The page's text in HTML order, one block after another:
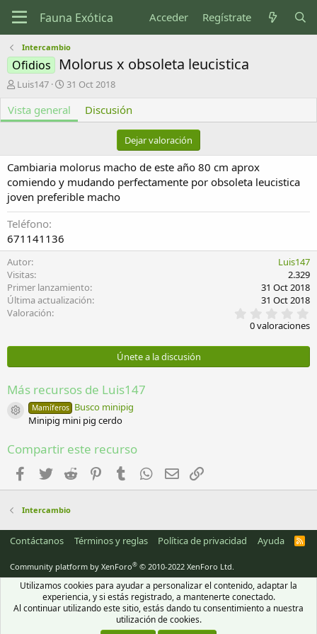
Acceder Regístrate
Intercambio
Ofidios Molorus x obsoleta leucistica
A
t
o
Luis147
F
c
h
c
r
e
a
ó
31 Oct 2018
Vista general Discusión
Dejar valoración
Cambiaria molorus macho de este año 80 cm aprox
comiendo y mudando perfectamente por obsoleta leucistica
joven preferible macho
Teléfono
671141136
Autor
Luis147
Visitas
2.329
Primer lanzamiento
31 Oct 2018
Última actualización
31 Oct 2018
Valoración
,
0
s
0 valoraciones
Únete a la discusión
Más recursos de Luis147
Icono del recurso
Mamíferos Busco minipig
Minipig mini pig cerdo
Compartir este recurso
Facebook
Twitter Reddit PinterestTumblr WhatsApp
Email
Intercambio
Contáctanos Términos y reglas Política de privacidad Ayuda
R
Community platform by XenForo® © 2010-2022 XenForo Ltd.
Utilizamos cookies para ayudar a personalizar el contenido, adaptar la
experiencia, y si estás registrado, a mantenerte conectado.
Al continuar utilizando este sitio, estás dando tu consentimiento a nuestra
utilización de cookies.